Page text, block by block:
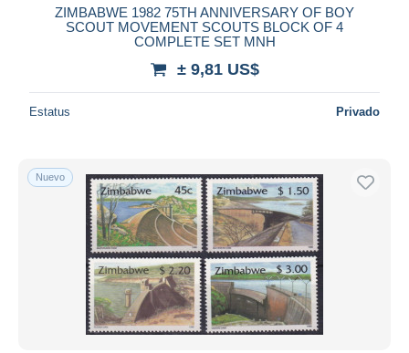
ZIMBABWE 1982 75TH ANNIVERSARY OF BOY
SCOUT MOVEMENT SCOUTS BLOCK OF 4
COMPLETE SET MNH
± 9,81 US$
Estatus Privado
Nuevo